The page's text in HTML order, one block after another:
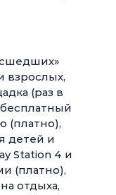
взрослых,
(раз в
(платно),
детей и
Station 4 и
(платно),
отдыха,